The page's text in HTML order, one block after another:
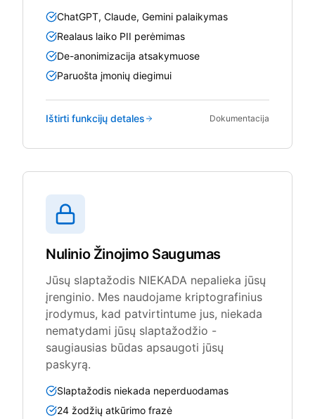
ChatGPT, Claude, Gemini palaikymas
Realaus laiko PII perėmimas
De-anonimizacija atsakymuose
Paruošta įmonių diegimui
Ištirti funkcijų detales Dokumentacija
Nulinio Žinojimo Saugumas
Jūsų slaptažodis NIEKADA nepalieka jūsų
įrenginio. Mes naudojame kriptografinius
įrodymus, kad patvirtintume jus, niekada
nematydami jūsų slaptažodžio -
saugiausias būdas apsaugoti jūsų
paskyrą.
Slaptažodis niekada neperduodamas
24 žodžių atkūrimo frazė